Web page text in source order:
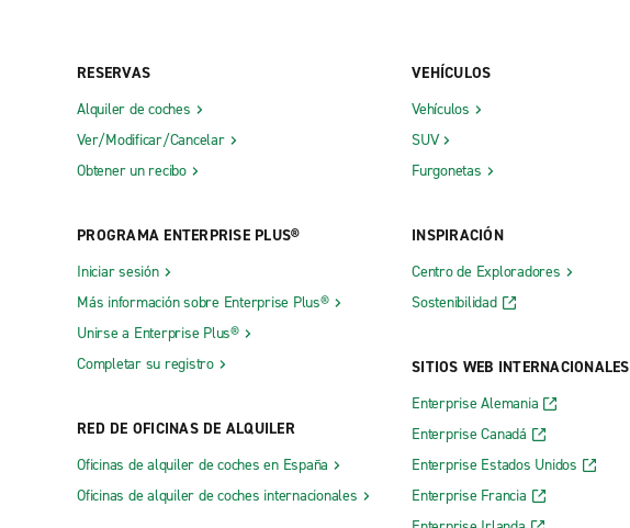
Abbotsford, Abbotsford Automall
Bridgeport Rd, Richmond
Cranbrook Downtown
Dawson Creek
Duncan
Enterprise South Delta
Fort St. John
Kelowna
Langford
Nanaimo
New Westminster
North Burnaby
Penticton
Prince George
RESERVAS
Alquiler de coches
Ver/Modificar/Cancelar
Obtener un recibo
PROGRAMA ENTERPRISE PLUS®
Iniciar sesión
Más información sobre Enterprise Plus®
Unirse a Enterprise Plus®
Completar su registro
RED DE OFICINAS DE ALQUILER
Oficinas de alquiler de coches en España
Oficinas de alquiler de coches internacionales
VEHÍCULOS
Vehículos
SUV
Furgonetas
INSPIRACIÓN
Centro de Exploradores
Sostenibilidad
SITIOS WEB INTERNACIONALES
Enterprise Alemania
Enterprise Canadá
Enterprise Estados Unidos
Enterprise Francia